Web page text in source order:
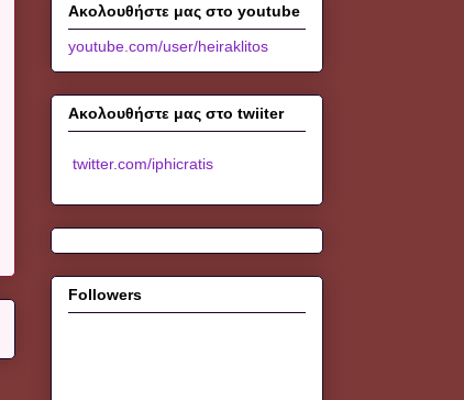
Ακολουθήστε μας στο youtube
youtube.com/user/heiraklitos
Ακολουθήστε μας στο twiiter
twitter.com/iphicratis
Followers